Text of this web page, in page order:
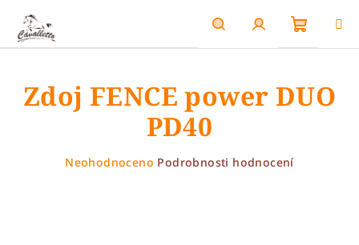
obsah
HledatPřihlášení
košík
Zdoj FENCE power DUO
PD40
Průměrné
Neohodnoceno Podrobnosti hodnocení